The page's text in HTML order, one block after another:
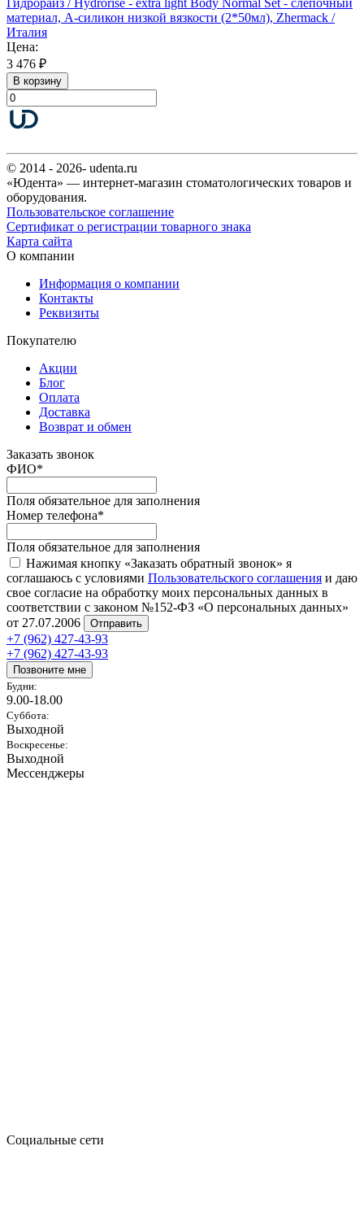
материал, А-силикон низкой вязкости (2*50мл), Zhermack /
Италия
Цена:
3 476 ₽
В корзину
© 2014 - 2026- udenta.ru
«Юдента» — интернет-магазин стоматологических товаров и
оборудования.
Пользовательское соглашение
Сертификат о регистрации товарного знака
Карта сайта
О компании
Информация о компании
Контакты
Реквизиты
Покупателю
Акции
Блог
Оплата
Доставка
Возврат и обмен
Заказать звонок
ФИО*
Поля обязательное для заполнения
Номер телефона*
Поля обязательное для заполнения
Нажимая кнопку «Заказать обратный звонок» я
соглашаюсь с условиями Пользовательского соглашения и даю
свое согласие на обработку моих персональных данных в
соответствии с законом №152-ФЗ «О персональных данных»
от 27.07.2006
Отправить
+7 (962) 427-43-93
+7 (962) 427-43-93
Позвоните мне
Будни:
9.00-18.00
Суббота:
Выходной
Воскресенье:
Выходной
Мессенджеры
Социальные сети